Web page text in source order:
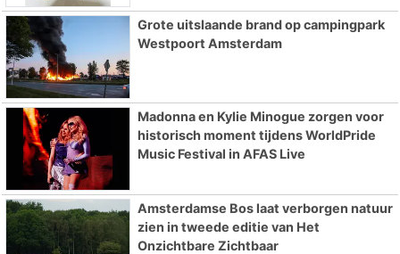
Grote uitslaande brand op campingpark
Westpoort Amsterdam
Madonna en Kylie Minogue zorgen voor
historisch moment tijdens WorldPride
Music Festival in AFAS Live
Amsterdamse Bos laat verborgen natuur
zien in tweede editie van Het
Onzichtbare Zichtbaar